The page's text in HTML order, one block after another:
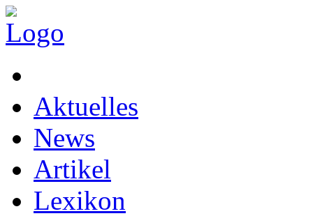
Aktuelles
News
Artikel
Lexikon